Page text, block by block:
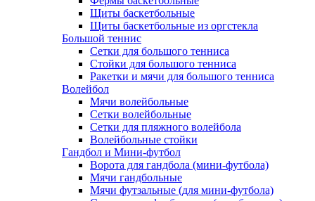
Щиты баскетбольные
Щиты баскетбольные из оргстекла
Большой теннис
Сетки для большого тенниса
Стойки для большого тенниса
Ракетки и мячи для большого тенниса
Волейбол
Мячи волейбольные
Сетки волейбольные
Сетки для пляжного волейбола
Волейбольные стойки
Гандбол и Мини-футбол
Ворота для гандбола (мини-футбола)
Мячи гандбольные
Мячи футзальные (для мини-футбола)